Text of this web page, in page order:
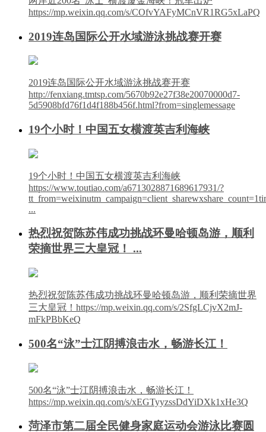
https://mp.weixin.qq.com/s/COfvYAFyMCnVR1RG5xLaPQ
2019连岛国际公开水域游泳挑战赛开赛
2019连岛国际公开水域游泳挑战赛开赛
http://fenxiang.tmtsp.com/5670b92e27f38e20070000d7-
5d5908bfd76f1d4f188b456f.html?from=singlemessage
19个小时！中国五女横渡英吉利海峡
19个小时！中国五女横渡英吉利海峡
https://www.toutiao.com/a6713028871689617931/?
...
热烈祝贺陈苏伟成功挑战环曼哈顿岛游，顺利
荣摘世界三大皇冠！ ...
热烈祝贺陈苏伟成功挑战环曼哈顿岛游，顺利荣摘世界
三大皇冠！https://mp.weixin.qq.com/s/2SfgLCjvX2mJ-
mFkPBbKeQ
500名“泳”士江阴搏浪击水，畅游长江！
500名“泳”士江阴搏浪击水，畅游长江！
https://mp.weixin.qq.com/s/xEGTyyzssDdYiDXk1xHe3Q
菏泽市第二届全民健身家庭运动会游泳比赛圆